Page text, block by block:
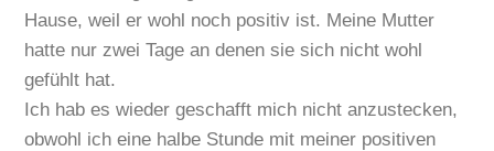
Hause, weil er wohl noch positiv ist. Meine Mutter
hatte nur zwei Tage an denen sie sich nicht wohl
gefühlt hat.
Ich hab es wieder geschafft mich nicht anzustecken,
obwohl ich eine halbe Stunde mit meiner positiven